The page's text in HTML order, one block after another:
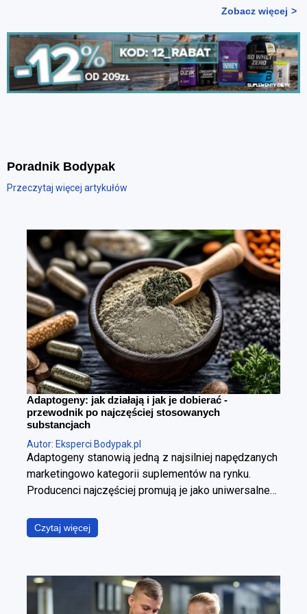
Zobacz więcej
Poradnik Bodypak
Przeczytaj więcej artykułów
Adaptogeny: jak działają i jak je dobierać -
przewodnik po najczęściej stosowanych
substancjach
Autor: Eksperci Bodypak.pl
Adaptogeny stanowią jedną z najsilniej napędzanych
marketingowo kategorii suplementów na rynku.
Producenci najczęściej promują je jako uniwersalne
snu, wzrost poziomu energii, wyostrzenie
koncentracji, redukcję stresu oraz wzmocnienie
to jednak założenie błędne. Poszczególne
adaptogeny wyraźnie różnią się od siebie
mechanizmem działania, ich skuteczność zależy od
Czytaj więcej